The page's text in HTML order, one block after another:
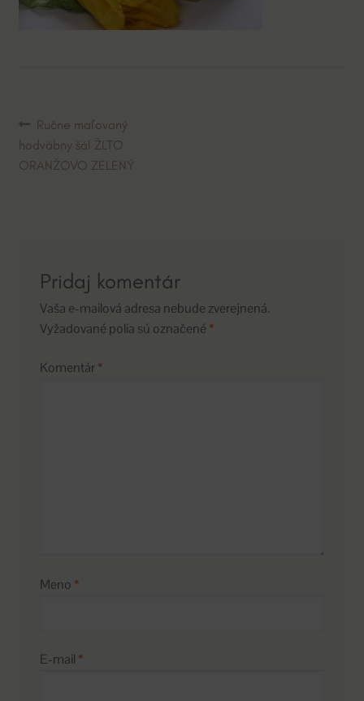
Navigácia
v
Predchádzajúci
článok:
Ručne maľovaný
hodvábny šál ŽLTO
ORANŽOVO ZELENÝ
Pridaj komentár
Vaša e-mailová adresa nebude zverejnená.
Vyžadované polia sú označené *
Komentár*
Meno *
E-mail *